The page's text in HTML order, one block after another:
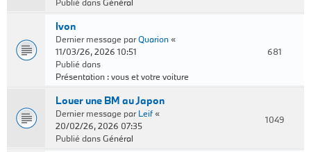
Ivon
Dernier message parQuarion«
11/03/26, 2026 10:51
Publié dans
Présentation : vous et votre voiture
681
Louer une BM au Japon
Dernier message parLeif«
20/02/26, 2026 07:35
Publié dansGénéral
1049